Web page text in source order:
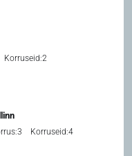
Korruseid:2
3 Korruseid:4